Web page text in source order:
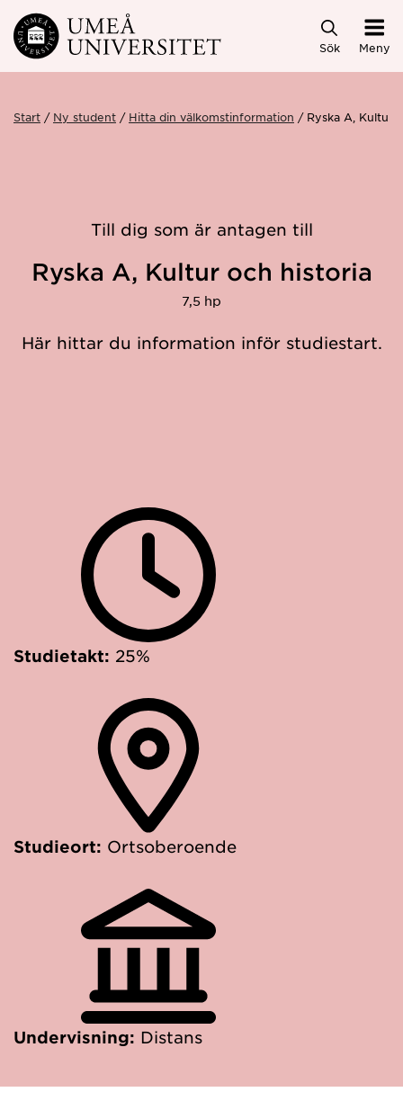
Hoppa direkt till innehållet
Sök Meny
Start Ny student Hitta din välkomstinformation Ryska A, Kultur
Till dig som är antagen till
Ryska A, Kultur och historia
7,5 hp
Här hittar du information inför studiestart.
Studietakt: 25%
Studieort: Ortsoberoende
Undervisning: Distans